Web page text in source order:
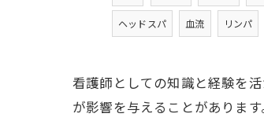
ヘッドスパ 血流 リンパ
看護師としての知識と経験を
が影響を与えることがありま